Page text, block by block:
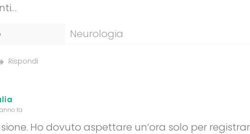
Neurologia
Rispondi
anno fa
Ho dovuto aspettare un’ora solo per